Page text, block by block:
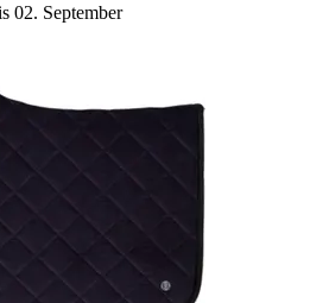
02. September